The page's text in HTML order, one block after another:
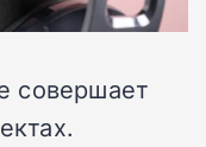
совершает